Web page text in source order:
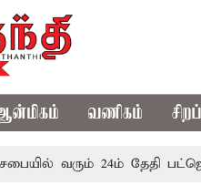
வணிகம்
வரும் 24ம் தேதி பட்ஜெட்